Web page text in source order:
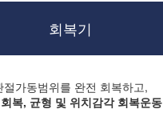
회복기
절가동범위를 완전 회복하고,
복, 균형 및 위치감각 회복운동